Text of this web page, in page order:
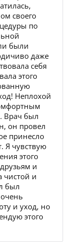
своего
по
были
даже
себя
этого
Неплохой
Врач был
он провел
принесло
Я чувствую
этого
и
чистой и
был
и уход, но
этого